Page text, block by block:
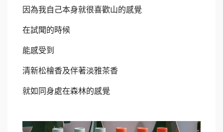
因為我自己本身就很喜歡山的感覺
在試聞的時候
能感受到
清新松檜香及伴著淡雅茶香
就如同身處在森林的感覺